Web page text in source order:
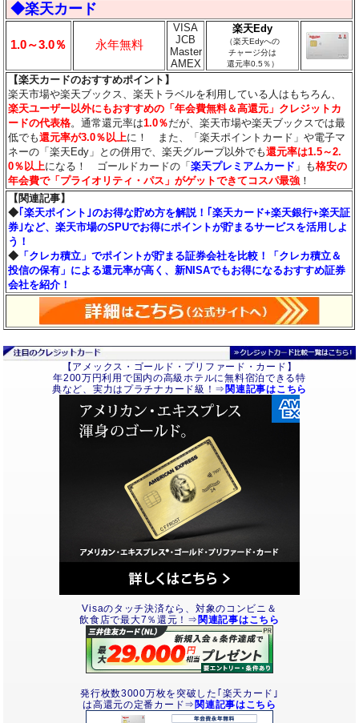
◆楽天カード
1.0～3.0％ 永年無料
VISA
JCB
Master
AMEX
楽天Edy
（楽天Edyへの
チャージ分は
還元率0.5％）
【楽天カードのおすすめポイント】
楽天市場や楽天ブックス、楽天トラベルを利用している人はもちろん、
楽天ユーザー以外にもおすすめの「年会費無料＆高還元」クレジットカ
ードの代表格。通常還元率は1.0％だが、楽天市場や楽天ブックスでは最
低でも還元率が3.0％以上に！ また、「楽天ポイントカード」や電子マ
ネーの「楽天Edy」との併用で、楽天グループ以外でも還元率は1.5～2.
0％以上になる！ ゴールドカードの「楽天プレミアムカード 」も格安の
年会費で「プライオリティ・パス」がゲットできてコスパ最強 ！
【関連記事】
◆｢楽天ポイント｣のお得な貯め方を解説！｢楽天カード+楽天銀行+楽天証
券｣など、楽天市場のSPUでお得にポイントが貯まるサービスを活用しよ
う！
◆ 「クレカ積立」でポイントが貯まる証券会社を比較！「クレカ積立＆
投信の保有」による還元率が高く、新NISAでもお得になるおすすめ証券
会社を紹介！
【アメックス・ゴールド・プリファード・カード】
年200万円利用で国内の高級ホテルに無料宿泊できる特
典など、実力はプラチナカード級！⇒ 関連記事はこちら
Visaのタッチ決済なら、対象のコンビニ＆
飲食店で最大7％還元！⇒ 関連記事はこちら
発行枚数3000万枚を突破した｢楽天カード｣
は高還元の定番カード⇒ 関連記事はこちら